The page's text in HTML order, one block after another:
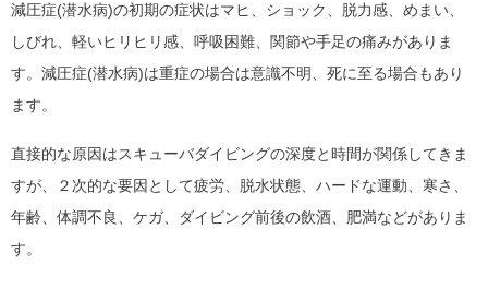
減圧症(潜水病)の初期の症状はマヒ、ショック、脱力感、めまい、
しびれ、軽いヒリヒリ感、呼吸困難、関節や手足の痛みがありま
す。減圧症(潜水病)は重症の場合は意識不明、死に至る場合もあり
ます。
直接的な原因はスキューバダイビングの深度と時間が関係してきま
すが、２次的な要因として疲労、脱水状態、ハードな運動、寒さ、
年齢、体調不良、ケガ、ダイビング前後の飲酒、肥満などがありま
す。